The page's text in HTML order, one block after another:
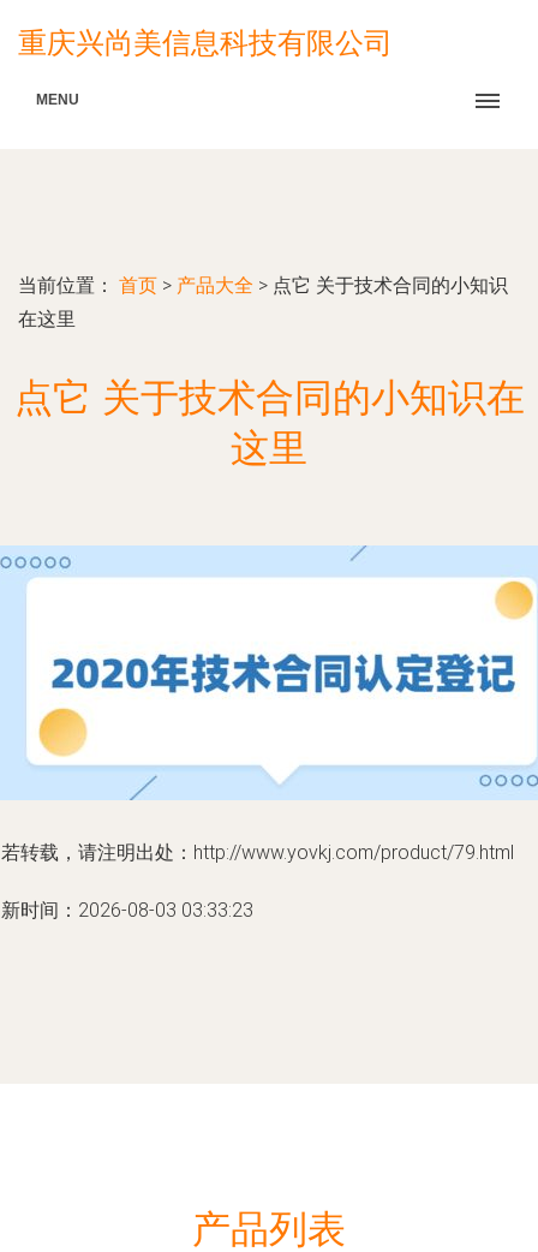
重庆兴尚美信息科技有限公司
MENU
当前位置： 首页 > 产品大全 > 点它 关于技术合同的小知识
在这里
点它 关于技术合同的小知识在
这里
转载，请注明出处：http://www.yovkj.com/product/79.html
时间：2026-08-03 03:33:23
产品列表